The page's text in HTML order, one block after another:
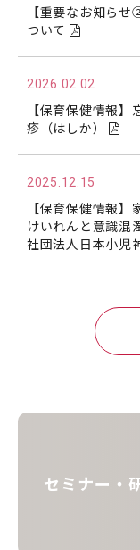
【重要なお知ら
ついて
2026.02.02
【保育保健情報
疹（はしか）
2025.12.15
【保育保健情報
けいれんと意識混
社団法人日本小児
セミナー・